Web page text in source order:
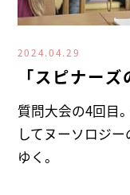
2024.04.29
「スピナー
質問大会の4回目
してヌーソロジ
ゆく。